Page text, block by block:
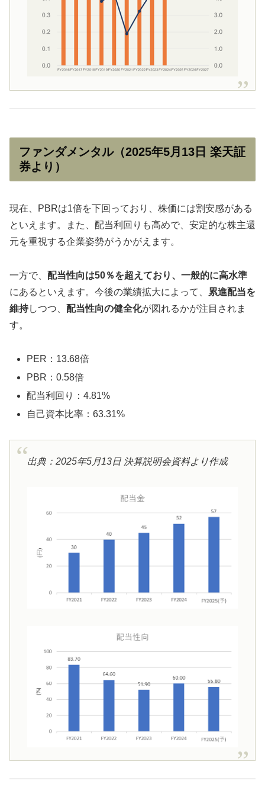
ファンダメンタル（2025年5月13日 楽天証
券より）
現在、PBRは1倍を下回っており、株価には割安感がある
といえます。また、配当利回りも高めで、安定的な株主還
元を重視する企業姿勢がうかがえます。
一方で、 配当性向は50％を超えており、一般的に高水準
にあるといえます。今後の業績拡大によって、
累進配当を
維持しつつ、 配当性向の健全化が図れるかが注目されま
す。
PER：13.68倍
PBR：0.58倍
配当利回り：4.81%
自己資本比率：63.31%
出典：2025年5月13日 決算説明会資料より作成